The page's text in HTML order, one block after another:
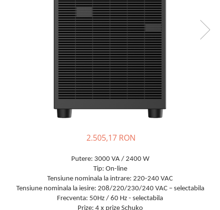
Incarcatoare acumulatori
Panouri fotovoltaice si accesorii
Panouri fotovoltaice
Sisteme prindere panouri
Invertoare Hibrid
Invertoare On-grid
Convertoare de tensiune
Sisteme de stocare energie
2.505,17 RON
Putere: 3000 VA / 2400 W
Tip: On-line
Tensiune nominala la intrare: 220-240 VAC
Tensiune nominala la iesire: 208/220/230/240 VAC – selectabila
Frecventa: 50Hz / 60 Hz - selectabila
Prize: 4 x prize Schuko